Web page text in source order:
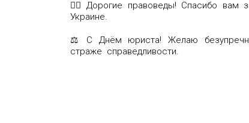
👩‍⚖️ Дорогие правоведы! Спасибо вам
Украине.
⚖️ С Днём юриста! Желаю
страже справедливости.